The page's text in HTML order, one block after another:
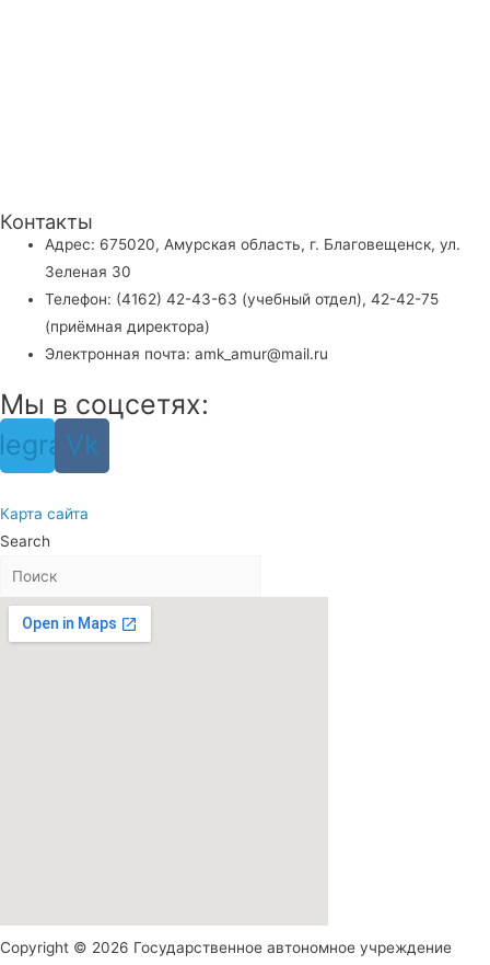
Контакты
Адрес: 675020, Амурская область, г. Благовещенск, ул.
Зеленая 30
Телефон: (4162) 42-43-63 (учебный отдел), 42-42-75
(приёмная директора)
Электронная почта: amk_amur@mail.ru
Мы в соцсетях:
Vk
Карта сайта
Search
Copyright © 2026 Государственное автономное учреждение